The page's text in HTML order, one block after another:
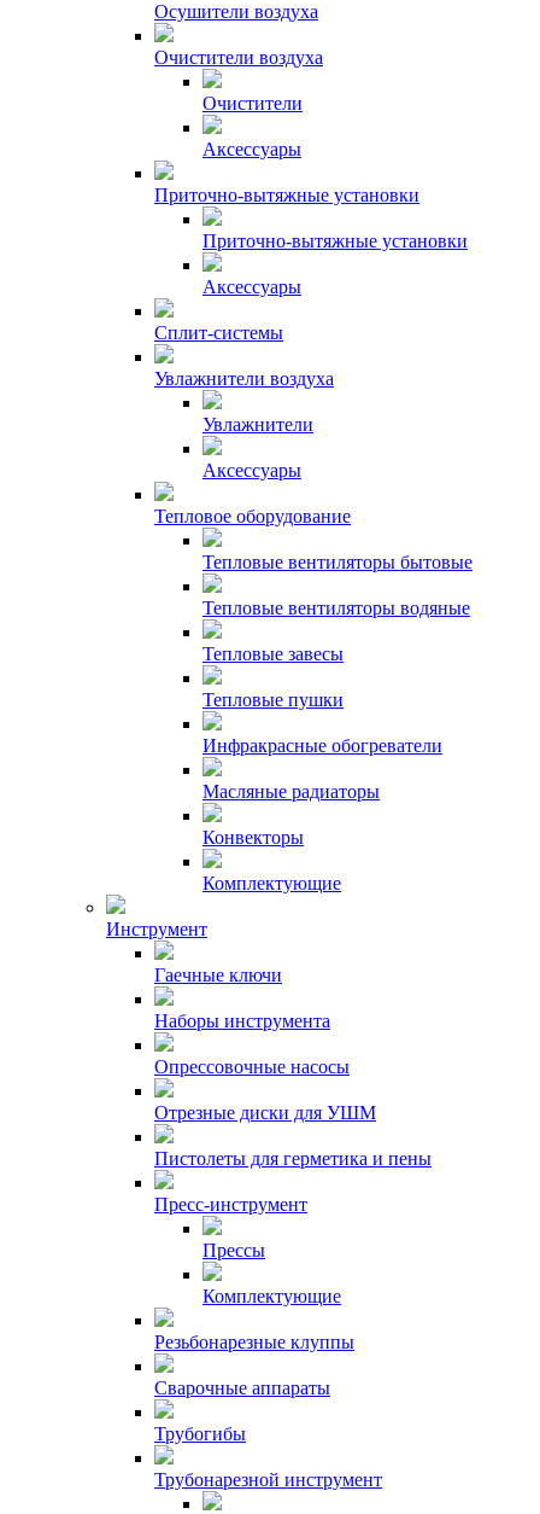
Осушители воздуха
Очистители воздуха
Очистители
Аксессуары
Приточно-вытяжные установки
Приточно-вытяжные установки
Аксессуары
Сплит-системы
Увлажнители воздуха
Увлажнители
Аксессуары
Тепловое оборудование
Тепловые вентиляторы бытовые
Тепловые вентиляторы водяные
Тепловые завесы
Тепловые пушки
Инфракрасные обогреватели
Масляные радиаторы
Конвекторы
Комплектующие
Инструмент
Гаечные ключи
Наборы инструмента
Опрессовочные насосы
Отрезные диски для УШМ
Пистолеты для герметика и пены
Пресс-инструмент
Прессы
Комплектующие
Резьбонарезные клуппы
Сварочные аппараты
Трубогибы
Трубонарезной инструмент